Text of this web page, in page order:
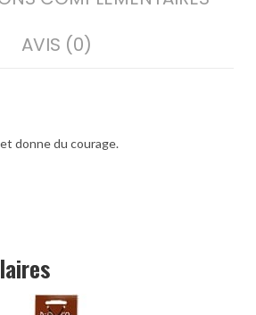
AVIS (0)
donne du courage.